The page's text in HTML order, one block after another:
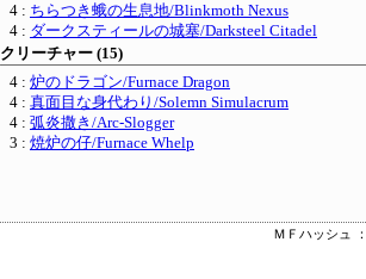
4 : ちらつき蛾の生息地/Blinkmoth Nexus
4 : ダークスティールの城塞/Darksteel Citadel
クリーチャー (15)
4 : 炉のドラゴン/Furnace Dragon
4 : 真面目な身代わり/Solemn Simulacrum
4 : 弧炎撒き/Arc-Slogger
3 : 焼炉の仔/Furnace Whelp
ＭＦハッシュ ：